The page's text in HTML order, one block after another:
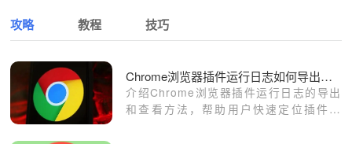
攻略 教程 技巧
Chrome浏览器插件运行日志如何导出查看
介绍Chrome浏览器插件运行日志的导出
和查看方法，帮助用户快速定位插件故